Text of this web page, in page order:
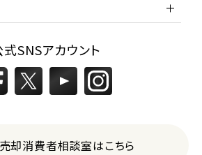
式SNSアカウント
却消費者相談室はこちら